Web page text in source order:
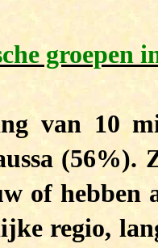
groepen
van 10
(56%).
of hebben
regio,